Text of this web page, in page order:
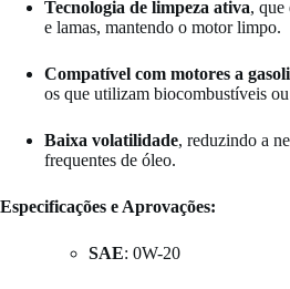
Tecnologia de limpeza ativa, que
e lamas, mantendo o motor limpo.
Compatível com motores a
os que utilizam biocombustíveis
Baixa volatilidade, reduzindo a
frequentes de óleo.
Especificações e Aprovações:
SAE: 0W-20